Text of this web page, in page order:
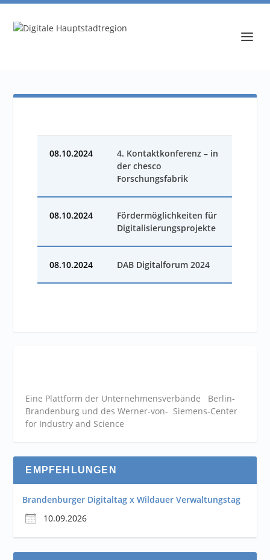
08.10.2024
4. Kontaktkonferenz – in
der chesco
Forschungsfabrik
08.10.2024
Fördermöglichkeiten für
Digitalisierungsprojekte
08.10.2024 DAB Digitalforum 2024
Eine Plattform der Unternehmensverbände Berlin-
Brandenburg und des Werner-von- Siemens-Center
for Industry and Science
EMPFEHLUNGEN
Brandenburger Digitaltag x Wildauer Verwaltungstag
10.09.2026